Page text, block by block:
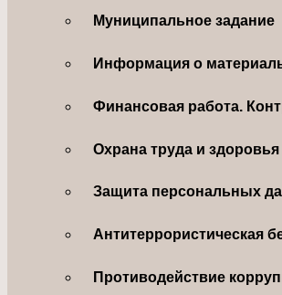
Муниципальное задание
Информация о
Финансовая работа.
Охрана труда и здоровья
Защита персональных
Антитеррористическая
Противодействие